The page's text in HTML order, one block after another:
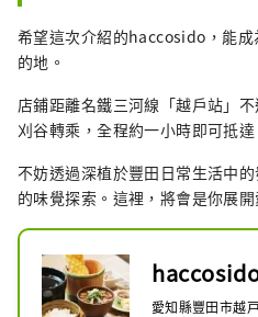
希望這次介紹的haccosido，能成
的地。
店鋪距離名鐵三河線「越戶站」
刈谷轉乘，全程約一小時即可抵達
不妨透過深植於豐田日常生活中
的味覺探索。這裡，將會是你展
愛知縣豐田市越